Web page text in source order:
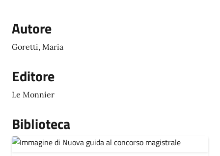
Autore
Goretti, Maria
Editore
Le Monnier
Biblioteca